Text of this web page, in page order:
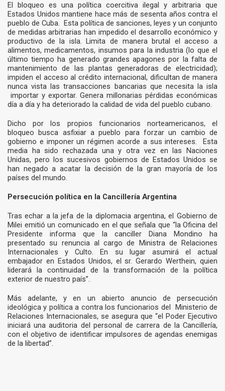
El bloqueo es una política coercitiva ilegal y arbitraria que
Estados Unidos mantiene hace más de sesenta años contra el
pueblo de Cuba. Esta política de sanciones, leyes y un conjunto
de medidas arbitrarias han impedido el desarrollo económico y
productivo de la isla. Limita de manera brutal el acceso a
alimentos, medicamentos, insumos para la industria (lo que el
último tiempo ha generado grandes apagones por la falta de
mantenimiento de las plantas generadoras de electricidad);
impiden el acceso al crédito internacional, dificultan de manera
nunca vista las transacciones bancarias que necesita la isla
importar y exportar. Genera millonarias pérdidas económicas
día a día y ha deteriorado la calidad de vida del pueblo cubano.
Dicho por los propios funcionarios norteamericanos, el
bloqueo busca asfixiar a pueblo para forzar un cambio de
gobierno e imponer un régimen acorde a sus intereses. Esta
media ha sido rechazada una y otra vez en las Naciones
Unidas, pero los sucesivos gobiernos de Estados Unidos se
han negado a acatar la decisión de la gran mayoría de los
países del mundo.
Persecución política en la Cancillería Argentina
Tras echar a la jefa de la diplomacia argentina, el Gobierno de
Milei emitió un comunicado en el que señala que “la Oficina del
Presidente informa que la canciller Diana Mondino ha
presentado su renuncia al cargo de Ministra de Relaciones
Internacionales y Culto. En su lugar asumirá el actual
embajador en Estados Unidos, el sr. Gerardo Werthein, quien
liderará la continuidad de la transformación de la política
exterior de nuestro país”.
Más adelante, y en un abierto anuncio de persecución
ideológica y política a contra los funcionarios del Ministerio de
Relaciones Internacionales, se asegura que “el Poder Ejecutivo
iniciará una auditoria del personal de carrera de la Cancillería,
con el objetivo de identificar impulsores de agendas enemigas
de la libertad”.